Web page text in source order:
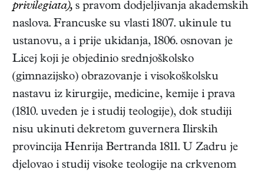
privilegiata), s pravom dodjeljivanja akademskih
naslova. Francuske su vlasti 1807. ukinule tu
ustanovu, a i prije ukidanja, 1806. osnovan je
Licej koji je objedinio srednjoškolsko
(gimnazijsko) obrazovanje i visokoškolsku
nastavu iz kirurgije, medicine, kemije i prava
(1810. uveden je i studij teologije), dok studiji
nisu ukinuti dekretom guvernera Ilirskih
provincija Henrija Bertranda 1811. U Zadru je
djelovao i studij visoke teologije na crkvenom